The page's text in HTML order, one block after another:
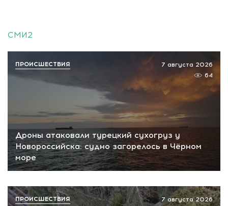
СМИ2
Дроны атаковали турецкий сухогруз у
Новороссийска: судно загорелось в Чёрном
море
7 августа 2026
64
ПРОИСШЕСТВИЯ
7 августа 2026
ПРОИСШЕСТВИЯ